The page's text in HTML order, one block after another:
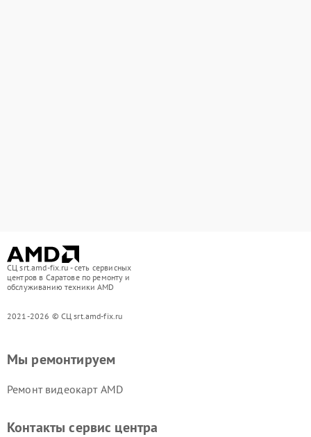
СЦ srt.amd-fix.ru - сеть сервисных
центров в Саратове по ремонту и
обслуживанию техники AMD
2021-2026 © СЦ srt.amd-fix.ru
Мы ремонтируем
Ремонт видеокарт AMD
Контакты сервис центра